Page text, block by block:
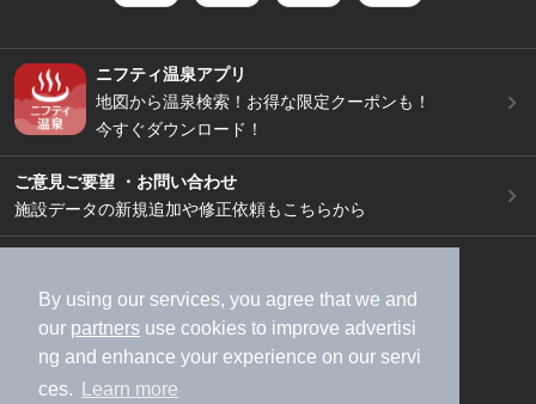
By using our services, you agree that we and
our partners use cookies to improve advertisi
ng and enhance your experience on our servi
ces.
Learn more
ニフティ温泉アプリ
地図から温泉検索！お得な限定クーポンも！
今すぐダウンロード！
ご意見ご要望 ・お問い合わせ
施設データの新規追加や修正依頼もこちらから
加盟店募集（資料請求）
広告出稿のご案内
利用規約
ライフスタイルMEMBERS+規約
特定商取引法に基づく表記
ヘルプ
採用情報
運営会社